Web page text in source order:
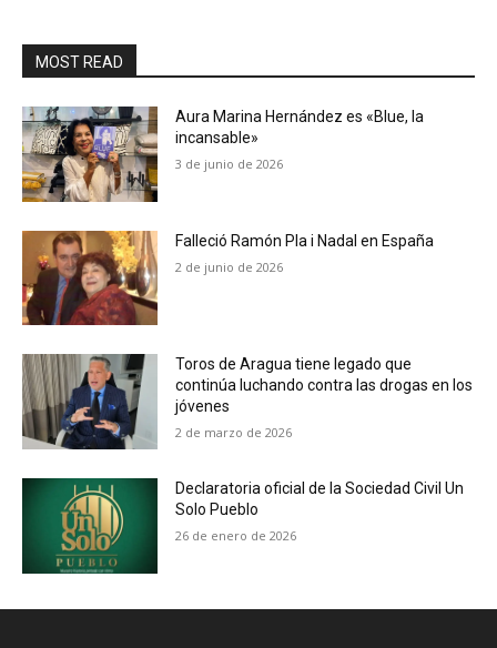
MOST READ
Aura Marina Hernández es «Blue, la
incansable»
3 de junio de 2026
Falleció Ramón Pla i Nadal en España
2 de junio de 2026
Toros de Aragua tiene legado que
continúa luchando contra las drogas en los
jóvenes
2 de marzo de 2026
Declaratoria oficial de la Sociedad Civil Un
Solo Pueblo
26 de enero de 2026